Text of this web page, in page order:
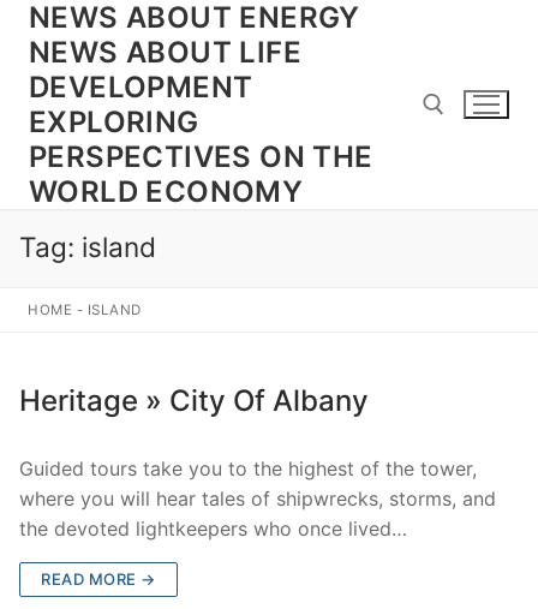
Skip
content
NEWS ABOUT ENERGY
NEWS ABOUT LIFE
DEVELOPMENT
EXPLORING
PERSPECTIVES ON THE
WORLD ECONOMY
Search for:
Tag: island
HOME - ISLAND
Heritage » City Of Albany
Guided tours take you to the highest of the tower,
where you will hear tales of shipwrecks, storms, and
the devoted lightkeepers who once lived…
READ MORE →